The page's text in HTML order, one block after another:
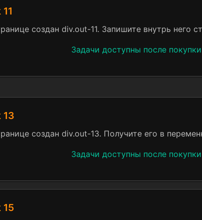
создан div.out-11. Запишите внутрь него
Задачи доступны после
13
создан div.out-13. Получите его в
Задачи доступны после
15